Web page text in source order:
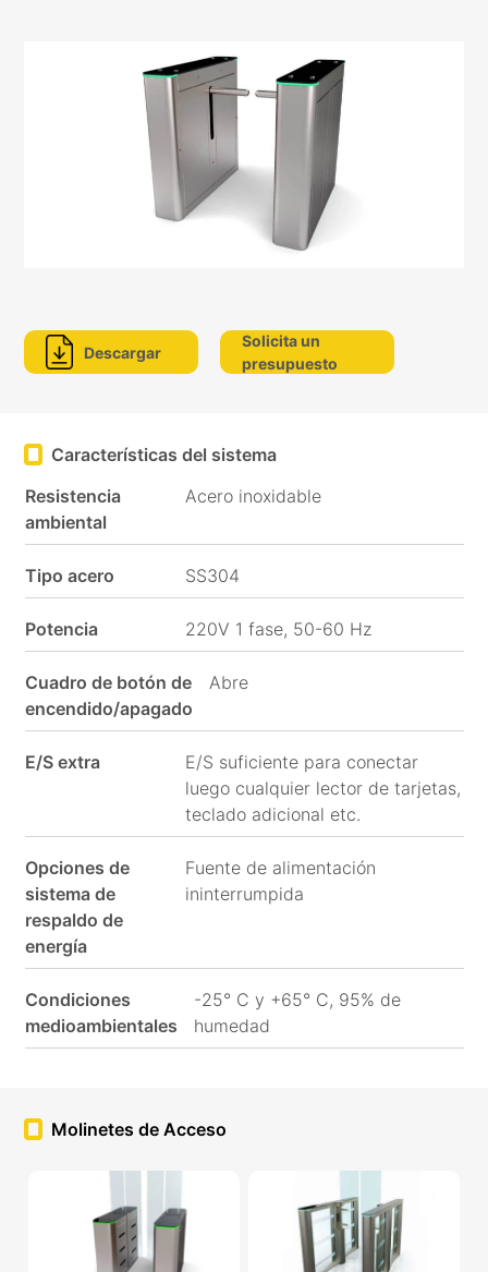
Redes
Descargar
Solicita un
presupuesto
Características del sistema
Resistencia
ambiental
Acero inoxidable
Tipo acero SS304
Potencia 220V 1 fase, 50-60 Hz
Cuadro de botón de
encendido/apagado
Abre
E/S extra
E/S suficiente para conectar
luego cualquier lector de tarjetas,
teclado adicional etc.
Opciones de
sistema de
respaldo de
energía
Fuente de alimentación
ininterrumpida
Condiciones
medioambientales
-25° C y +65° C, 95% de
humedad
Molinetes de Acceso